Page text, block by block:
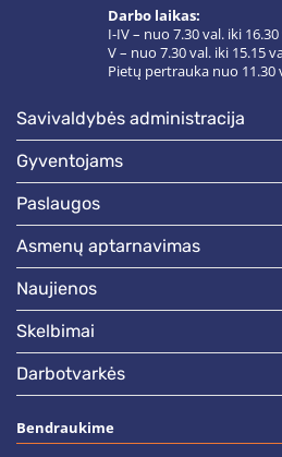
Darbo laikas:
I-IV – nuo 7.30 val. iki 16.30
V – nuo 7.30 val. iki 15.15
Pietų pertrauka nuo 11.30
savivaldybės administracija
gyventojams
paslaugos
asmenų aptarnavimas
naujienos
skelbimai
darbotvarkės
Bendraukime